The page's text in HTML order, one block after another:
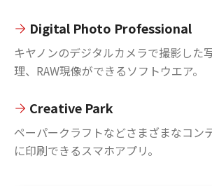
Digital Photo Professional
キヤノンのデジタルカメラで撮影した
理、RAW現像ができるソフトウエア。
Creative Park
ペーパークラフトなどさまざまなコン
に印刷できるスマホアプリ。